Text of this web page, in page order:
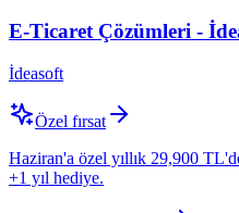
E-Ticaret Çözümleri -
İdeasoft
Özel fırsat
Haziran'a özel yıllık 29,900
+1 yıl hediye.